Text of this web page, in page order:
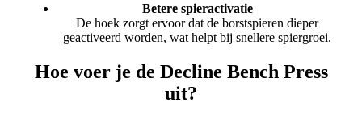
Betere spieractivatie
De hoek zorgt ervoor dat de borstspieren dieper
geactiveerd worden, wat helpt bij snellere spiergroei.
Hoe voer je de Decline Bench Press
uit?